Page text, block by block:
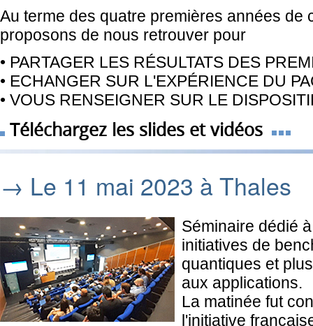
Au terme des quatre premières années de
proposons de nous retrouver pour
• PARTAGER LES RÉSULTATS DES
• ECHANGER SUR L'EXPÉRIENCE DU
• VOUS RENSEIGNER SUR LE
Téléchargez les slides et vidéos
→ Le 11 mai 2023 à Thales
Séminaire dédié
initiatives de
quantiques et
aux applications.
La matinée fut
l'initiative